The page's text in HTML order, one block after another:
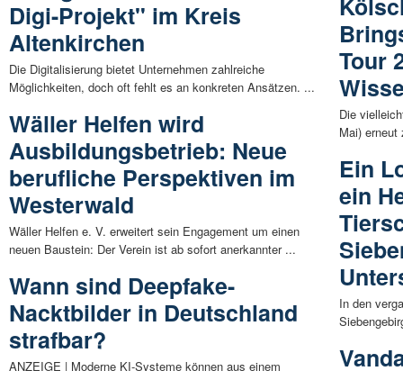
Digi-Projekt" im Kreis
Altenkirchen
Die Digitalisierung bietet Unternehmen zahlreiche
Möglichkeiten, doch oft fehlt es an konkreten Ansätzen. ...
Wäller Helfen wird
Ausbildungsbetrieb: Neue
berufliche Perspektiven im
Westerwald
Wäller Helfen e. V. erweitert sein Engagement um einen
neuen Baustein: Der Verein ist ab sofort anerkannter ...
Wann sind Deepfake-
Nacktbilder in Deutschland
strafbar?
ANZEIGE | Moderne KI-Systeme können aus einem
Tour
Die
Mai)
Ein
ein
In den